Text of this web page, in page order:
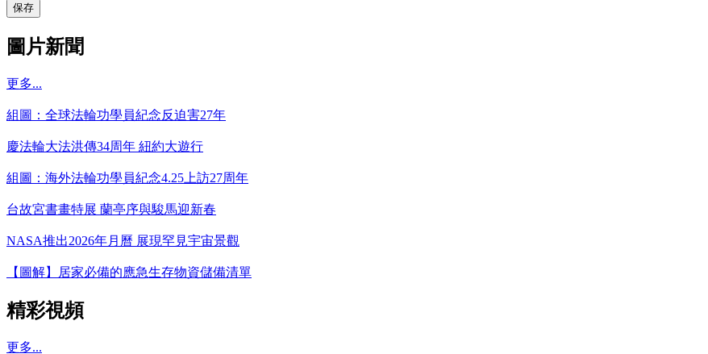
保存
圖片新聞
更多...
組圖：全球法輪功學員紀念反迫害27年
慶法輪大法洪傳34周年 紐約大遊行
組圖：海外法輪功學員紀念4.25上訪27周年
台故宮書畫特展 蘭亭序與駿馬迎新春
NASA推出2026年月曆 展現罕見宇宙景觀
【圖解】居家必備的應急生存物資儲備清單
精彩視頻
更多...